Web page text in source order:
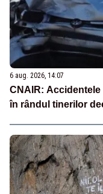
6 aug. 2026, 14:07
CNAIR:
în rândul tinerilor